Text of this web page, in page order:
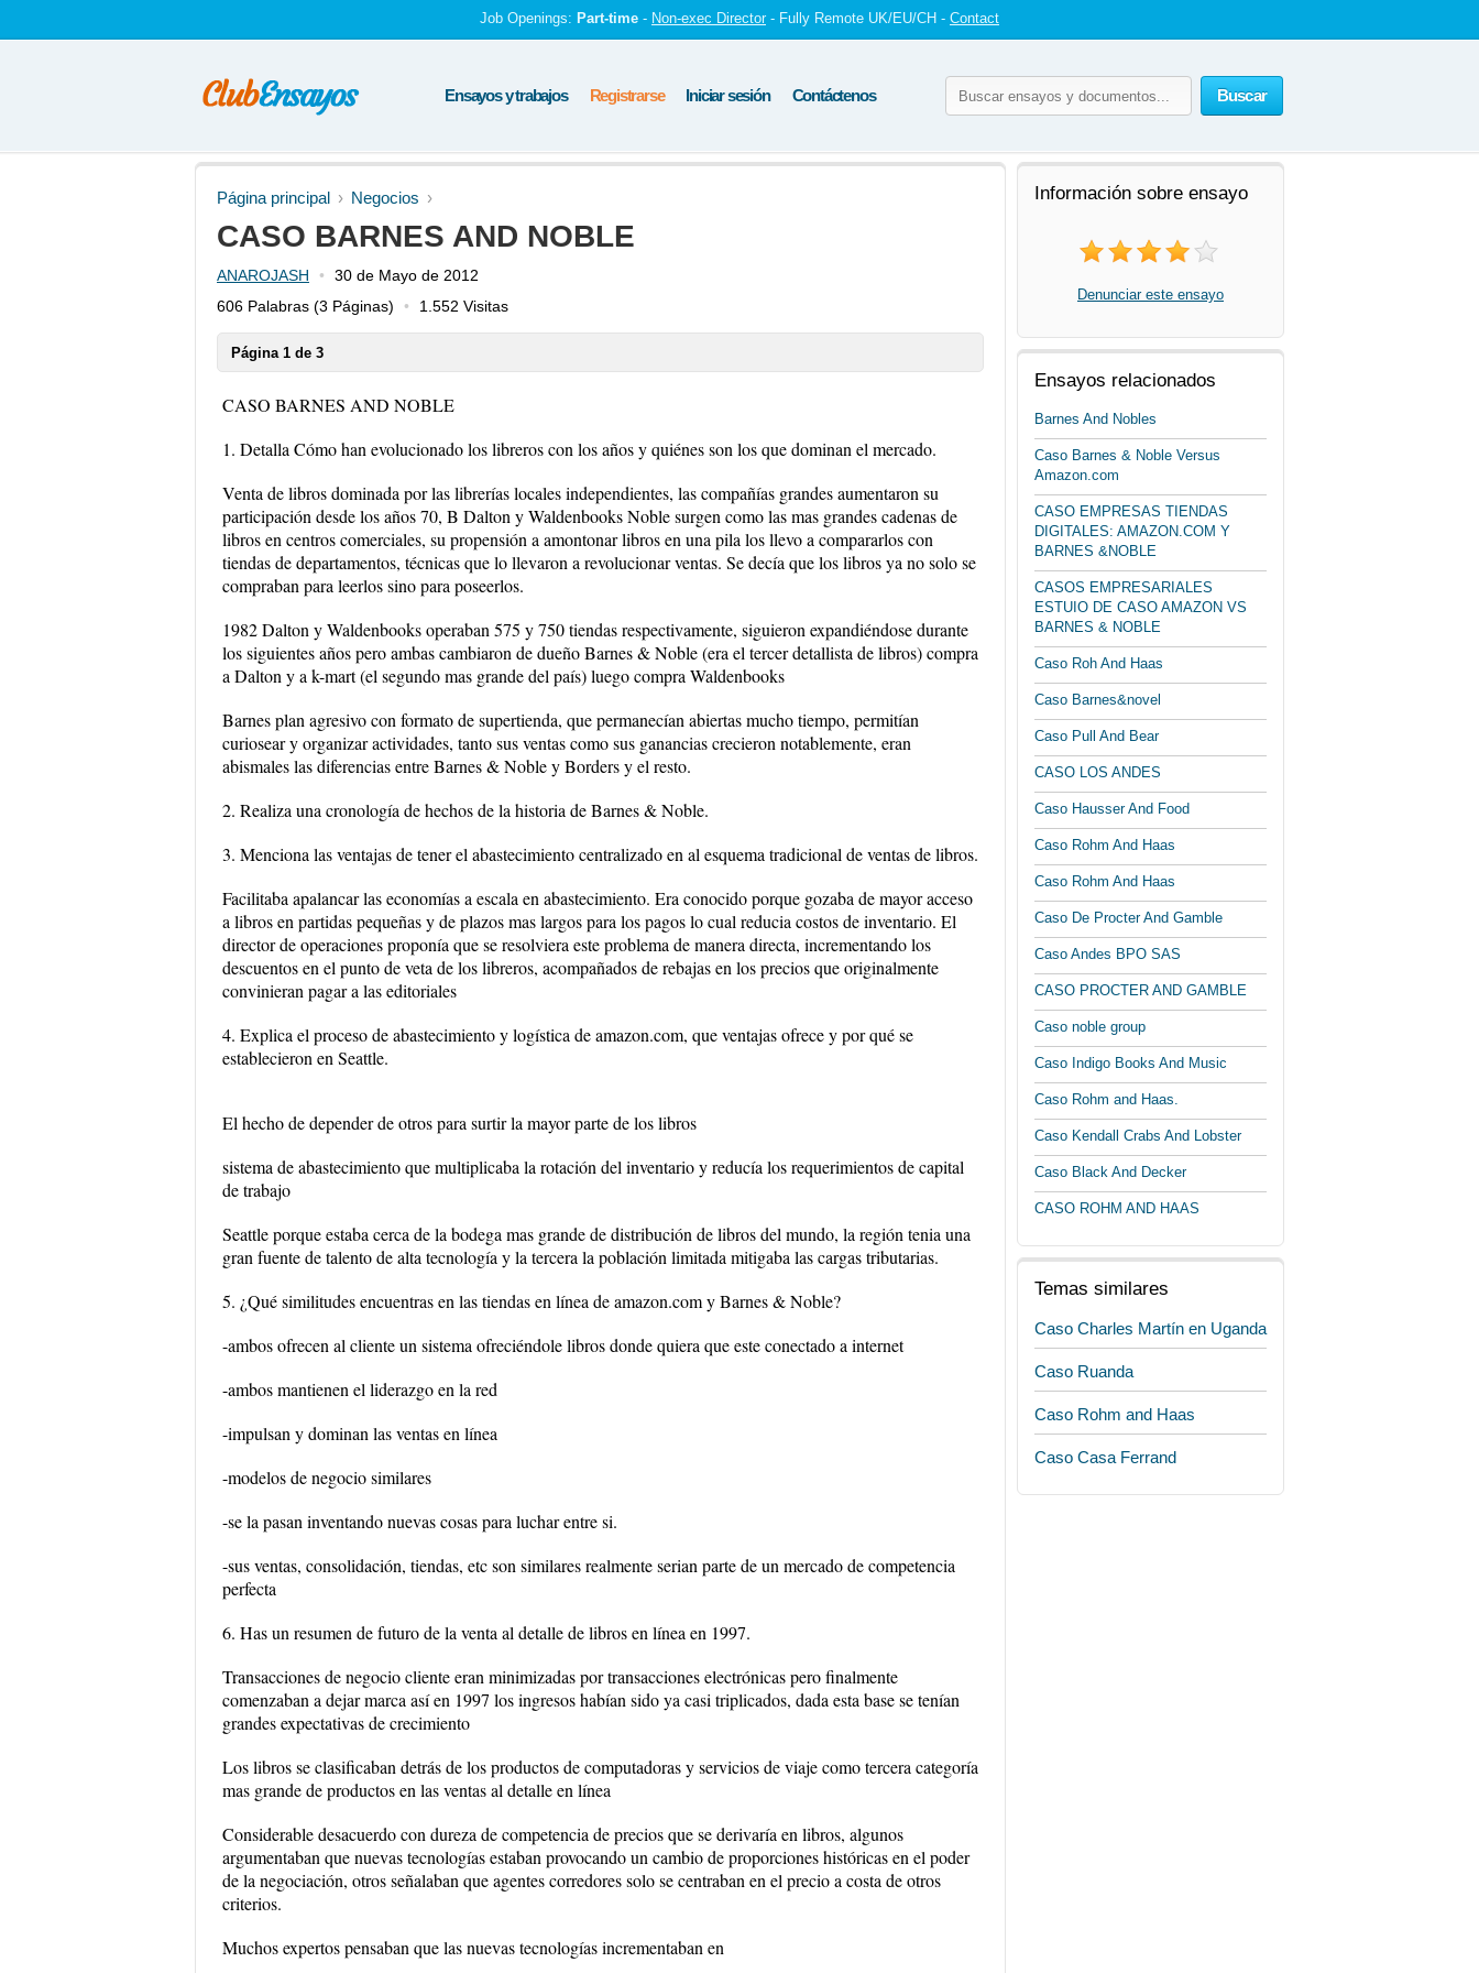
Job Openings: Part-time - Non-exec Director - Fully Remote UK/EU/CH - Contact
Buscar
Ensayos y trabajos Registrarse Iniciar sesión Contáctenos
Página principal Negocios
CASO BARNES AND NOBLE
ANAROJASH
30 de Mayo de 2012
606 Palabras (3 Páginas) 1.552 Visitas
Página 1 de 3
CASO BARNES AND NOBLE
1. Detalla Cómo han evolucionado los libreros con los años y quiénes son los que dominan el mercado.
Venta de libros dominada por las librerías locales independientes, las compañías grandes aumentaron su
participación desde los años 70, B Dalton y Waldenbooks Noble surgen como las mas grandes cadenas de
libros en centros comerciales, su propensión a amontonar libros en una pila los llevo a compararlos con
tiendas de departamentos, técnicas que lo llevaron a revolucionar ventas. Se decía que los libros ya no solo se
compraban para leerlos sino para poseerlos.
1982 Dalton y Waldenbooks operaban 575 y 750 tiendas respectivamente, siguieron expandiéndose durante
los siguientes años pero ambas cambiaron de dueño Barnes & Noble (era el tercer detallista de libros) compra
a Dalton y a k-mart (el segundo mas grande del país) luego compra Waldenbooks
Barnes plan agresivo con formato de supertienda, que permanecían abiertas mucho tiempo, permitían
curiosear y organizar actividades, tanto sus ventas como sus ganancias crecieron notablemente, eran
abismales las diferencias entre Barnes & Noble y Borders y el resto.
2. Realiza una cronología de hechos de la historia de Barnes & Noble.
3. Menciona las ventajas de tener el abastecimiento centralizado en al esquema tradicional de ventas de libros.
Facilitaba apalancar las economías a escala en abastecimiento. Era conocido porque gozaba de mayor acceso
a libros en partidas pequeñas y de plazos mas largos para los pagos lo cual reducia costos de inventario. El
director de operaciones proponía que se resolviera este problema de manera directa, incrementando los
descuentos en el punto de veta de los libreros, acompañados de rebajas en los precios que originalmente
convinieran pagar a las editoriales
4. Explica el proceso de abastecimiento y logística de amazon.com, que ventajas ofrece y por qué se
establecieron en Seattle.
El hecho de depender de otros para surtir la mayor parte de los libros
sistema de abastecimiento que multiplicaba la rotación del inventario y reducía los requerimientos de capital
de trabajo
Seattle porque estaba cerca de la bodega mas grande de distribución de libros del mundo, la región tenia una
gran fuente de talento de alta tecnología y la tercera la población limitada mitigaba las cargas tributarias.
5. ¿Qué similitudes encuentras en las tiendas en línea de amazon.com y Barnes & Noble?
-ambos ofrecen al cliente un sistema ofreciéndole libros donde quiera que este conectado a internet
-ambos mantienen el liderazgo en la red
-impulsan y dominan las ventas en línea
-modelos de negocio similares
-se la pasan inventando nuevas cosas para luchar entre si.
-sus ventas, consolidación, tiendas, etc son similares realmente serian parte de un mercado de competencia
perfecta
6. Has un resumen de futuro de la venta al detalle de libros en línea en 1997.
Transacciones de negocio cliente eran minimizadas por transacciones electrónicas pero finalmente
comenzaban a dejar marca así en 1997 los ingresos habían sido ya casi triplicados, dada esta base se tenían
grandes expectativas de crecimiento
Los libros se clasificaban detrás de los productos de computadoras y servicios de viaje como tercera categoría
mas grande de productos en las ventas al detalle en línea
Considerable desacuerdo con dureza de competencia de precios que se derivaría en libros, algunos
argumentaban que nuevas tecnologías estaban provocando un cambio de proporciones históricas en el poder
de la negociación, otros señalaban que agentes corredores solo se centraban en el precio a costa de otros
criterios.
Muchos expertos pensaban que las nuevas tecnologías incrementaban en
Información sobre ensayo
Denunciar este ensayo
Ensayos relacionados
Barnes And Nobles
Caso Barnes & Noble Versus
Amazon.com
CASO EMPRESAS TIENDAS
DIGITALES: AMAZON.COM Y
BARNES &NOBLE
CASOS EMPRESARIALES
ESTUIO DE CASO AMAZON VS
BARNES & NOBLE
Caso Roh And Haas
Caso Barnes&novel
Caso Pull And Bear
CASO LOS ANDES
Caso Hausser And Food
Caso Rohm And Haas
Caso Rohm And Haas
Caso De Procter And Gamble
Caso Andes BPO SAS
CASO PROCTER AND GAMBLE
Caso noble group
Caso Indigo Books And Music
Caso Rohm and Haas.
Caso Kendall Crabs And Lobster
Caso Black And Decker
CASO ROHM AND HAAS
Temas similares
Caso Charles Martín en Uganda
Caso Ruanda
Caso Rohm and Haas
Caso Casa Ferrand